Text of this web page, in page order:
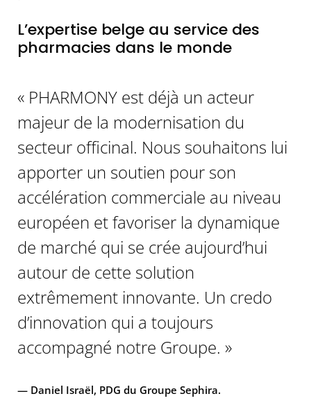
L’expertise belge au service des
pharmacies dans le monde
« PHARMONY est déjà un acteur
majeur de la modernisation du
secteur officinal. Nous souhaitons lui
apporter un soutien pour son
accélération commerciale au niveau
européen et favoriser la dynamique
de marché qui se crée aujourd’hui
autour de cette solution
extrêmement innovante. Un credo
d’innovation qui a toujours
accompagné notre Groupe. »
— Daniel Israël, PDG du Groupe Sephira.